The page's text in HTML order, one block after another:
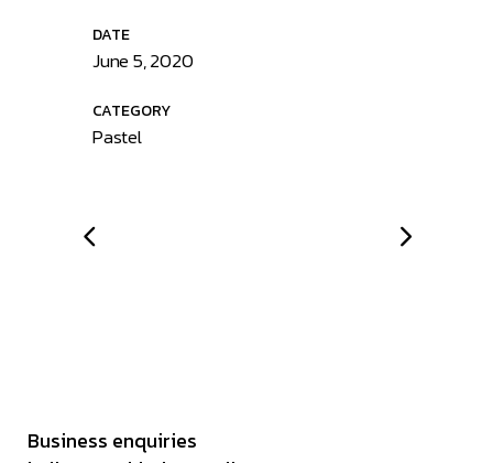
DATE
June 5, 2020
CATEGORY
Pastel
Business enquiries